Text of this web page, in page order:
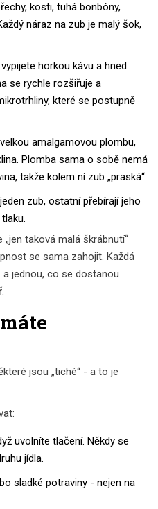
kosti, tuhá bonbóny,
náraz na zub je malý šok,
horkou kávu a hned
se rychle rozšiřuje a
které se postupně
amalgamovou plombu,
Plomba sama o sobě nemá
takže kolem ní zub „praská“.
zub, ostatní přebírají jeho
taková malá škrábnutí“
se sama zahojit. Každá
jednou, co se dostanou
jsou „tiché“ - a to je
uvolníte tlačení. Někdy se
jídla.
sladké potraviny - nejen na